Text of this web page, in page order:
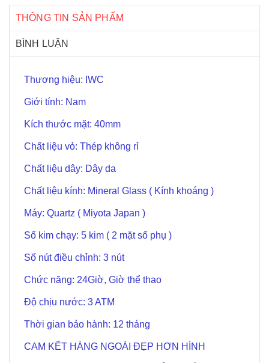
THÔNG TIN SẢN PHẨM
BÌNH LUẬN
Thương hiệu: IWC
Giới tính: Nam
Kích thước mặt: 40mm
Chất liệu vỏ: Thép không rỉ
Chất liệu dây: Dây da
Chất liệu kính: Mineral Glass ( Kính khoáng )
Máy: Quartz ( Miyota Japan )
Số kim chạy: 5 kim ( 2 mặt số phụ )
Số nút điều chỉnh: 3 nút
Chức năng: 24Giờ, Giờ thể thao
Độ chịu nước: 3 ATM
Thời gian bảo hành: 12 tháng
CAM KẾT HÀNG NGOÀI ĐẸP HƠN HÌNH